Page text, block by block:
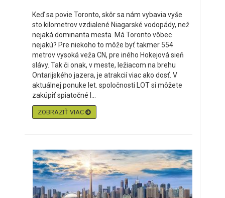
Keď sa povie Toronto, skôr sa nám vybavia vyše
sto kilometrov vzdialené Niagarské vodopády, než
nejaká dominanta mesta. Má Toronto vôbec
nejakú? Pre niekoho to môže byť takmer 554
metrov vysoká veža CN, pre iného Hokejová sieň
slávy. Tak či onak, v meste, ležiacom na brehu
Ontarijského jazera, je atrakcií viac ako dosť. V
aktuálnej ponuke let. spoločnosti LOT si môžete
zakúpiť spiatočné l...
ZOBRAZIŤ VIAC